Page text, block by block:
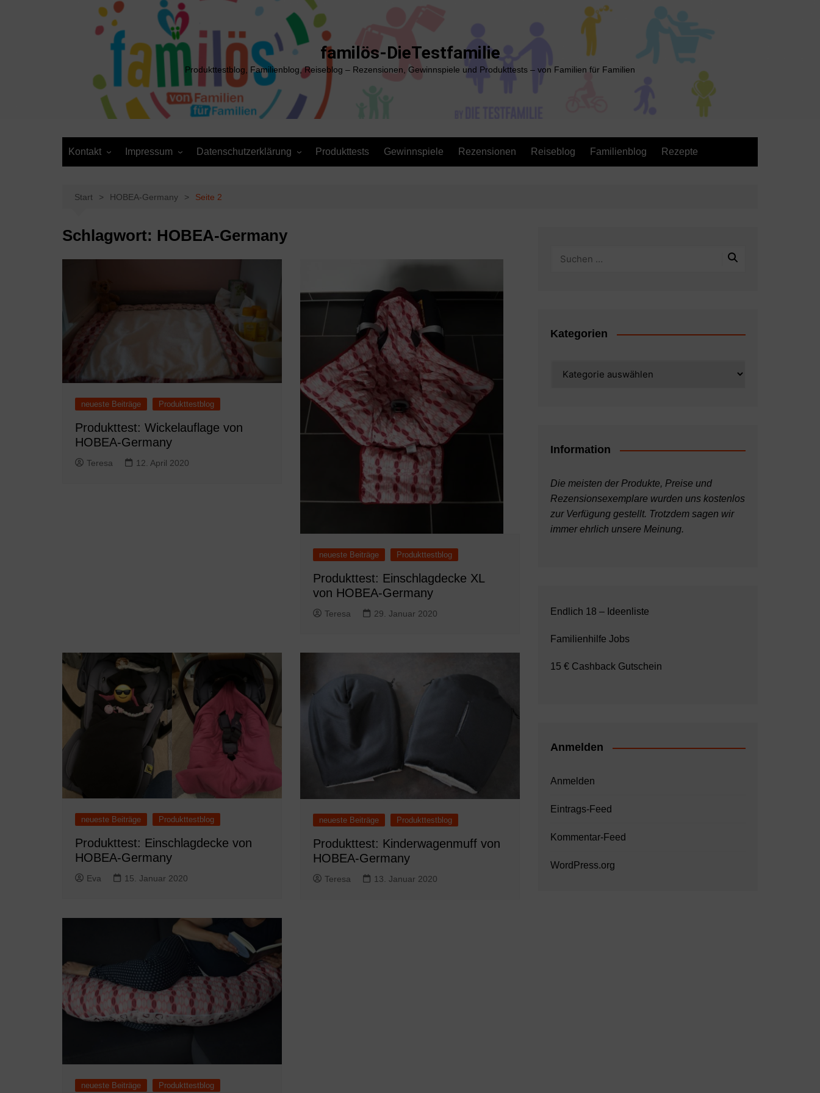
familös-DieTestfamilie
Produkttestblog, Familienblog, Reiseblog – Rezensionen, Gewinnspiele und Produkttests – von Familien für Familien
Kontakt Impressum Datenschutzerklärung Produkttests Gewinnspiele Rezensionen Reiseblog Familienblog Rezepte
Start HOBEA-Germany Seite 2
Schlagwort: HOBEA-Germany
neueste Beiträge Produkttestblog
Produkttest: Wickelauflage von
HOBEA-Germany
Teresa 12. April 2020
neueste Beiträge Produkttestblog
Produkttest: Einschlagdecke XL
von HOBEA-Germany
Teresa 29. Januar 2020
neueste Beiträge Produkttestblog
Produkttest: Einschlagdecke von
HOBEA-Germany
Eva 15. Januar 2020
neueste Beiträge Produkttestblog
Produkttest: Kinderwagenmuff von
HOBEA-Germany
Teresa 13. Januar 2020
neueste Beiträge Produkttestblog
Kategorien
Information
Die meisten der Produkte, Preise und
Rezensionsexemplare wurden uns kostenlos
zur Verfügung gestellt. Trotzdem sagen wir
immer ehrlich unsere Meinung.
Endlich 18 – Ideenliste
Familienhilfe Jobs
15 € Cashback Gutschein
Anmelden
Anmelden
Eintrags-Feed
Kommentar-Feed
WordPress.org